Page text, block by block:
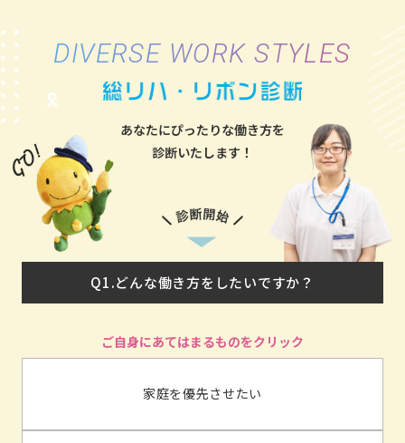
DIVERSE WORK STYLES
あなたにぴったりな働き方を
診断いたします！
Q1.どんな働き方をしたいですか？
家庭を優先させたい